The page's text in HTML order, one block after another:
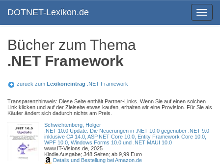
Toggle
DOTNET-Lexikon.de
Bücher zum Thema
.NET Framework
zurück zum Lexikoneintrag .NET Framework
Transparenzhinweis: Diese Seite enthält Partner-Links. Wenn Sie auf einen solchen
Link klicken und auf der Zielseite etwas kaufen, erhalten wir eine Provision. Für Sie als
Käufer ändert sich dadurch nichts am Preis.
Schwichtenberg, Holger
.NET 10.0 Update: Die Neuerungen in .NET 10.0 gegenüber .NET 9.0
inklusive C# 14.0, ASP.NET Core 10.0, Entity Framework Core 10.0,
WPF 10.0, Windows Forms 10.0 und .NET MAUI 10.0
www.IT-Visions.de, 2025
Kindle Ausgabe; 348 Seiten; ab 9,99 Euro
Details und Bestellung bei Amazon.de